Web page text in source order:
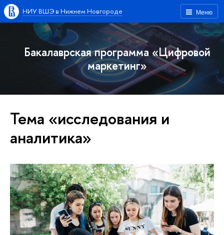
Меню
НИУ ВШЭ в Нижнем Новгороде
Бакалаврская программа «Цифровой
маркетинг»
Тема «исследования и
аналитика»